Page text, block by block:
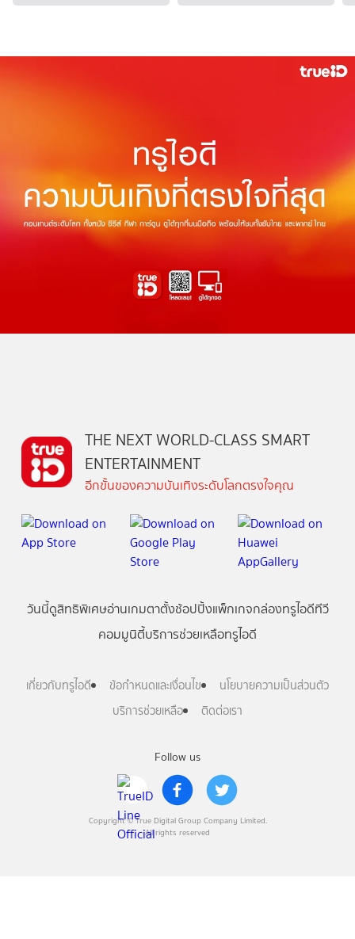
Follow us
Copyright © True Digital Group Company Limited.
All rights reserved
THE NEXT WORLD-CLASS SMART
ENTERTAINMENT
อีกขั้นของความบันเทิงระดับโลกตรงใจคุณ
วันนี้ดูสิทธิพิเศษอ่านเกมตาตั้งช้อปปิ้งแพ็กเกจกล่องทรูไอดีทีวี
คอมมูนิตี้บริการช่วยเหลือทรูไอดี
เกี่ยวกับทรูไอดี ข้อกำหนดและเงื่อนไข
นโยบายความเป็นส่วนตัว
บริการช่วยเหลือ
ติดต่อเรา